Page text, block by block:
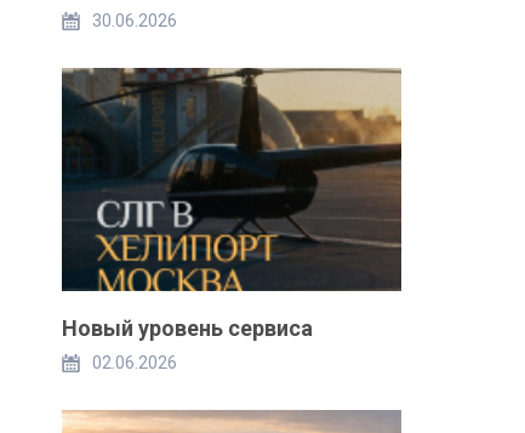
30.06.2026
Новый уровень сервиса
02.06.2026